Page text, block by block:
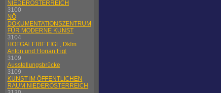
NIEDERÖSTERREICH
3100
NÖ
DOKUMENTATIONSZENTRUM
FÜR MODERNE KUNST
3104
HOFGALERIE FIGL, Dkfm.
Anton und Florian Figl
3109
Ausstellungsbrücke
3109
KUNST IM ÖFFENTLICHEN
RAUM NIEDERÖSTERREICH